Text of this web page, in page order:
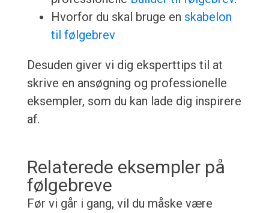
Hvorfor du skal bruge en skabelon
til følgebrev
Desuden giver vi dig eksperttips til at
skrive en ansøgning og professionelle
eksempler, som du kan lade dig inspirere
af.
Relaterede eksempler på
følgebreve
Før vi går i gang, vil du måske være